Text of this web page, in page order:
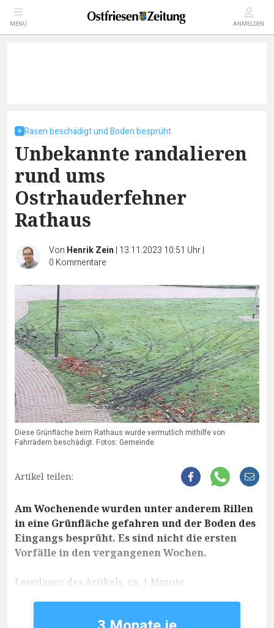
MENÜ ANMELDEN
Rasen beschädigt und Boden besprüht
Unbekannte randalieren
rund ums
Ostrhauderfehner
Rathaus
Von Henrik Zein | 13.11.2023 10:51 Uhr|
0 Kommentare
Diese Grünfläche beim Rathaus wurde vermutlich mithilfe von
Fahrrädern beschädigt. Fotos: Gemeinde
Artikel teilen:
Am Wochenende wurden unter anderem Rillen
in eine Grünfläche gefahren und der Boden des
Eingangs besprüht. Es sind nicht die ersten
Vorfälle in den vergangenen Wochen.
Lesedauer des Artikels: ca. 1 Minute